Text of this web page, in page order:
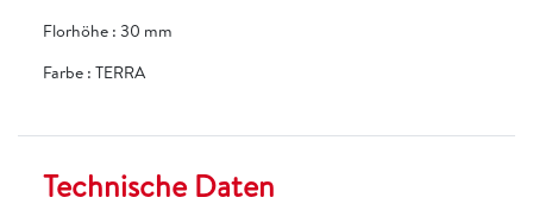
Florhöhe : 30 mm
Farbe : TERRA
Technische Daten